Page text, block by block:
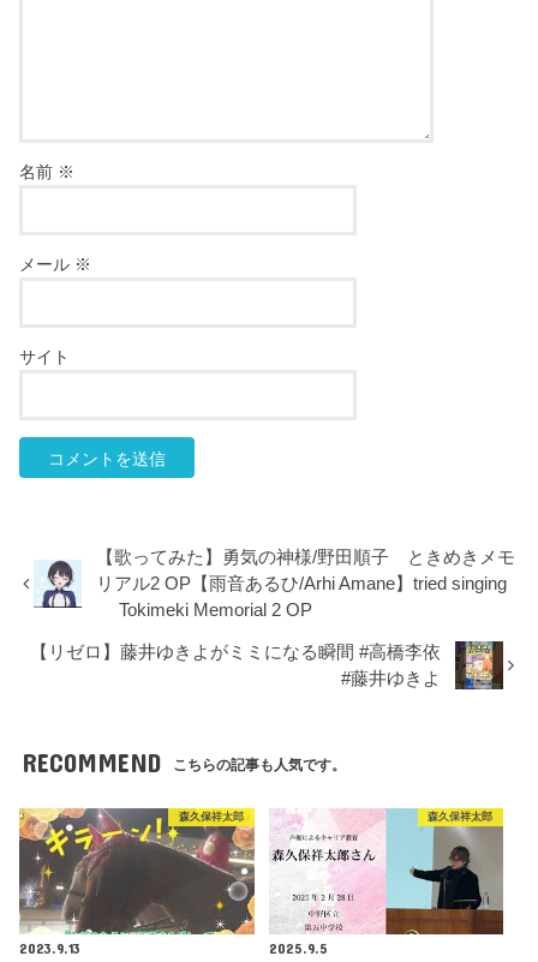
名前 ※
メール ※
サイト
【歌ってみた】勇気の神様/野田順子 ときめきメモ
リアル2 OP【雨音あるひ/Arhi Amane】tried singing
Tokimeki Memorial 2 OP
【リゼロ】藤井ゆきよがミミになる瞬間 #高橋李依
#藤井ゆきよ
RECOMMEND こちらの記事も人気です。
森久保祥太郎
2023.9.13
森久保祥太郎
2025.9.5